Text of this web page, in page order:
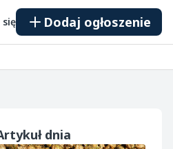
Dodaj ogłoszenie
dnia